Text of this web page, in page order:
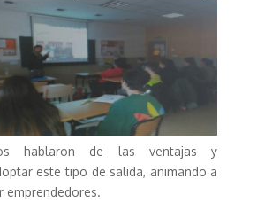
hablaron de las ventajas y
este tipo de salida, animando a
emprendedores.